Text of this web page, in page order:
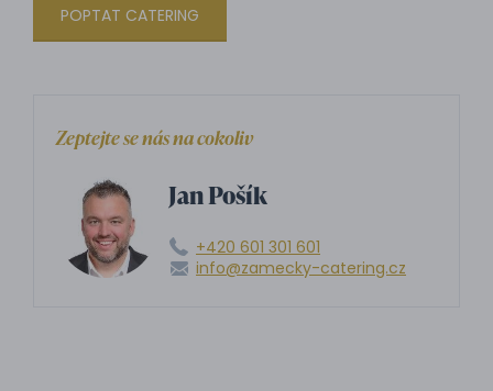
POPTAT CATERING
Zeptejte se nás na cokoliv
Jan Pošík
+420 601 301 601
info@zamecky-catering.cz